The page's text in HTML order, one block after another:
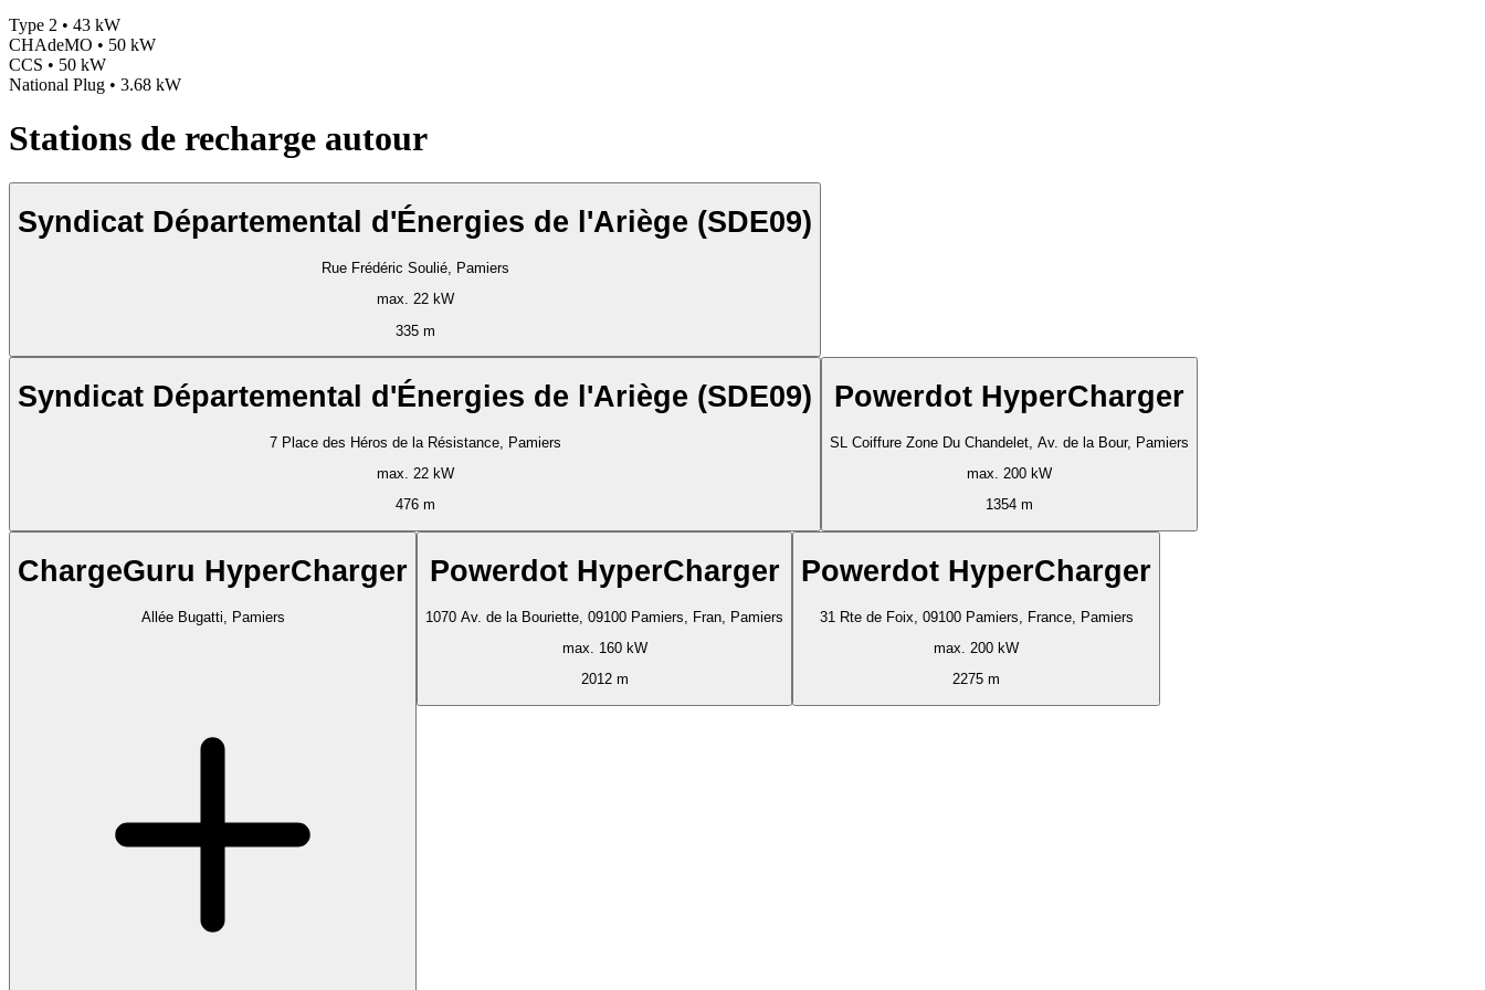
Type 2 • 43 kW
CHAdeMO • 50 kW
CCS • 50 kW
National Plug • 3.68 kW
Stations de recharge autour
Syndicat Départemental d'Énergies de l'Ariège (SDE09)
Rue Frédéric Soulié, Pamiers
max. 22 kW
335 m
Syndicat Départemental d'Énergies de l'Ariège (SDE09)
7 Place des Héros de la Résistance, Pamiers
max. 22 kW
476 m
Powerdot HyperCharger
SL Coiffure Zone Du Chandelet, Av. de la Bour, Pamiers
max. 200 kW
1354 m
ChargeGuru HyperCharger
Allée Bugatti, Pamiers
Powerdot HyperCharger
1070 Av. de la Bouriette, 09100 Pamiers, Fran, Pamiers
max. 160 kW
2012 m
Powerdot HyperCharger
31 Rte de Foix, 09100 Pamiers, France, Pamiers
max. 200 kW
2275 m